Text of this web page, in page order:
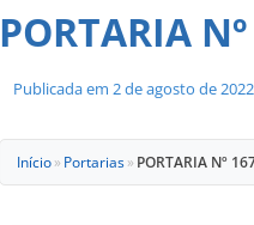
PORTARIA
Publicada em 2 de agosto de 2022
Início » Portarias » PORTARIA Nº